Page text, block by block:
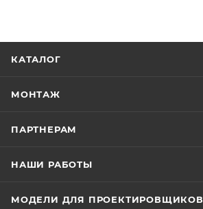
КАТАЛОГ
МОНТАЖ
ПАРТНЕРАМ
НАШИ РАБОТЫ
МОДЕЛИ ДЛЯ ПРОЕКТИРОВЩИКОВ